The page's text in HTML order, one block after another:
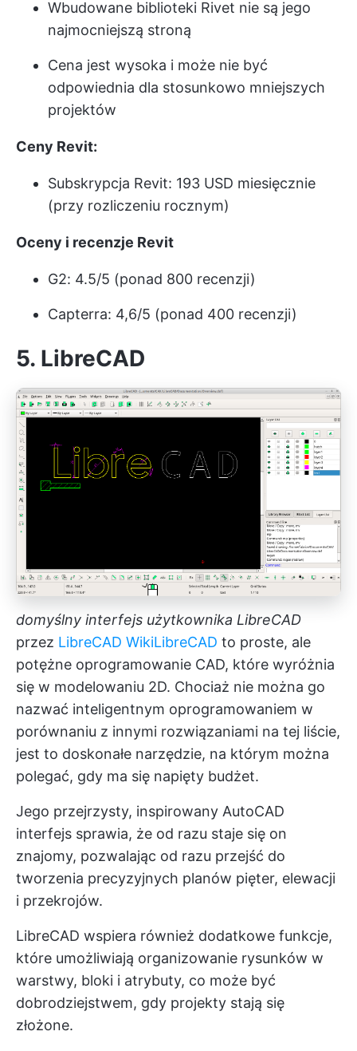
Wbudowane biblioteki Rivet nie są jego
najmocniejszą stroną
Cena jest wysoka i może nie być
odpowiednia dla stosunkowo mniejszych
projektów
Ceny Revit:
Subskrypcja Revit: 193 USD miesięcznie
(przy rozliczeniu rocznym)
Oceny i recenzje Revit
G2: 4.5/5 (ponad 800 recenzji)
Capterra: 4,6/5 (ponad 400 recenzji)
5. LibreCAD
domyślny interfejs użytkownika LibreCAD
przez LibreCAD WikiLibreCAD to proste, ale
potężne oprogramowanie CAD, które wyróżnia
się w modelowaniu 2D. Chociaż nie można go
nazwać inteligentnym oprogramowaniem w
porównaniu z innymi rozwiązaniami na tej liście,
jest to doskonałe narzędzie, na którym można
polegać, gdy ma się napięty budżet.
Jego przejrzysty, inspirowany AutoCAD
interfejs sprawia, że od razu staje się on
znajomy, pozwalając od razu przejść do
tworzenia precyzyjnych planów pięter, elewacji
i przekrojów.
LibreCAD wspiera również dodatkowe funkcje,
które umożliwiają organizowanie rysunków w
warstwy, bloki i atrybuty, co może być
dobrodziejstwem, gdy projekty stają się
złożone.